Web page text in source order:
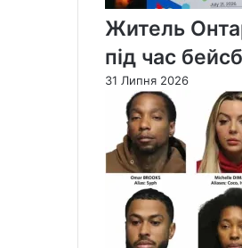
Житель
під час
31 Липня 2026